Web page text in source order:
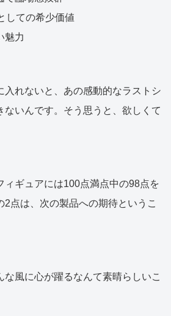
しての希少価値
魅力
入れないと、あの感動的なラストシ
ないんです。そう思うと、欲しくて
ィギュアには100点満点中の98点を
2点は、次の製品への期待というこ
な風に心が躍るなんて素晴らしいこ